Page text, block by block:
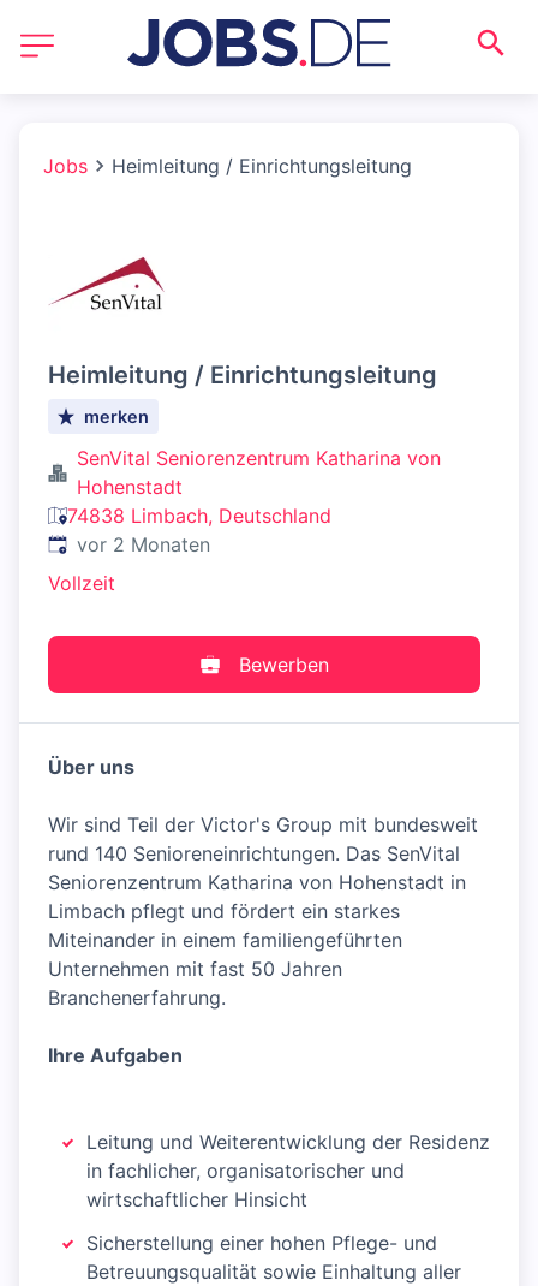
Jobs Heimleitung / Einrichtungsleitung
Heimleitung / Einrichtungsleitung
merken
SenVital Seniorenzentrum Katharina von
Hohenstadt
74838 Limbach, Deutschland
Veröffentlicht:
vor 2 Monaten
Vollzeit
Bewerben
Über uns
Wir sind Teil der Victor's Group mit bundesweit
rund 140 Senioreneinrichtungen. Das SenVital
Seniorenzentrum Katharina von Hohenstadt in
Limbach pflegt und fördert ein starkes
Miteinander in einem familiengeführten
Unternehmen mit fast 50 Jahren
Branchenerfahrung.
Ihre Aufgaben
Leitung und Weiterentwicklung der Residenz
in fachlicher, organisatorischer und
wirtschaftlicher Hinsicht
Sicherstellung einer hohen Pflege- und
Betreuungsqualität sowie Einhaltung aller